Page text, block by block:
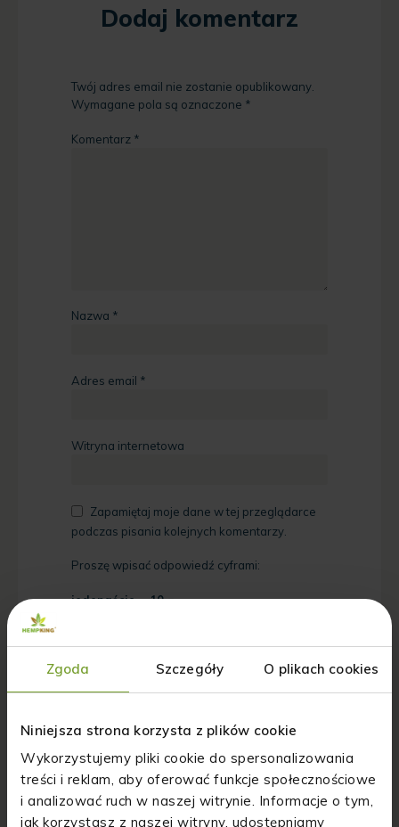
Zgoda Szczegóły O plikach cookies
Niniejsza strona korzysta z plików cookie
Wykorzystujemy pliki cookie do spersonalizowania
treści i reklam, aby oferować funkcje społecznościowe
i analizować ruch w naszej witrynie. Informacje o tym,
jak korzystasz z naszej witryny, udostępniamy
Dodaj komentarz
Twój adres email nie zostanie opublikowany.
Wymagane pola są oznaczone *
Komentarz *
Nazwa *
Adres email *
Witryna internetowa
Zapamiętaj moje dane w tej przeglądarce
podczas pisania kolejnych komentarzy.
Proszę wpisać odpowiedź cyframi:
jedenaście − 10 =